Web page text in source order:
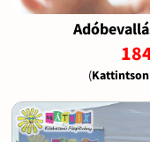
(Kattintson